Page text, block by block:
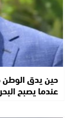
حين يدق الوطن
عندما يصبح